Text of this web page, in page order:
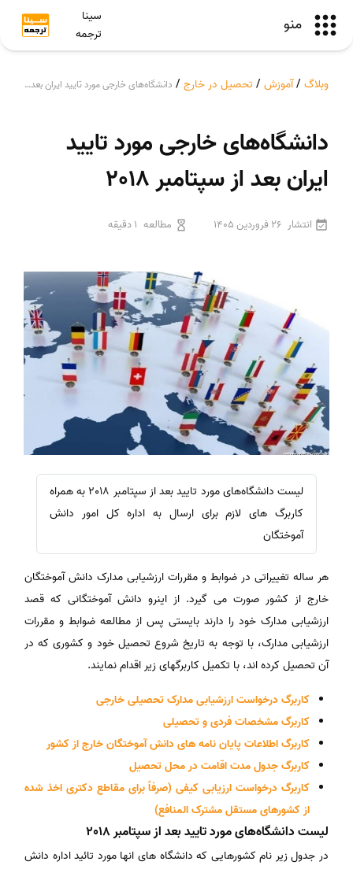
منو
سینا
ترجمه
وبلاگ /آموزش / تحصیل در خارج / دانشگاه‌های خارجی مورد تایید ایران بعد از سپتامبر 2018
دانشگاه‌های خارجی مورد تایید
ایران بعد از سپتامبر 2018
انتشار 26 فروردین 1405 مطالعه 1 دقیقه
لیست دانشگاه‌های مورد تایید بعد از سپتامبر 2018 به همراه
کاربرگ های لازم برای ارسال به اداره کل امور دانش
آموختگان
هر ساله تغییراتی در ضوابط و مقررات ارزشیابی مدارک دانش آموختگان
خارج از کشور صورت می گیرد. از اینرو دانش آموختگانی که قصد
ارزشیابی مدارک خود را دارند بایستی پس از مطالعه ضوابط و مقررات
ارزشیابی مدارک، با توجه به تاریخ شروع تحصیل خود و کشوری که در
آن تحصیل کرده اند، با تکمیل کاربرگهای زیر اقدام نمایند.
کاربرگ درخواست ارزشیابی مدارک تحصیلی خارجی
کاربرگ مشخصات فردی و تحصیلی
کاربرگ اطلاعات پایان نامه های دانش آموختگان خارج از کشور
کاربرگ جدول مدت اقامت در محل تحصیل
کاربرگ درخواست ارزیابی کیفی (صرفاً برای مقاطع دکتری اخذ شده
از کشور‌های مستقل مشترک‌ المنافع)
لیست دانشگاه‌های مورد تایید بعد از سپتامبر 2018
در جدول زیر نام کشورهایی که دانشگاه های انها مورد تائید اداره دانش